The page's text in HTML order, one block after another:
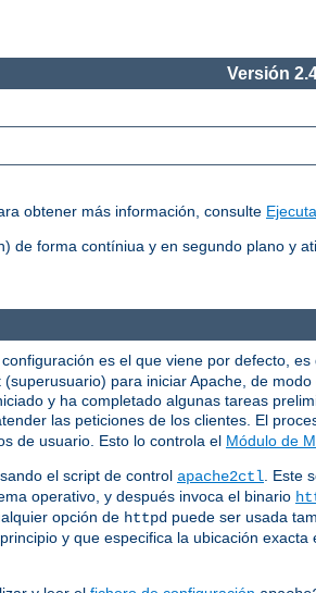
Versión
obtener más información, consulte
de forma contíniua y en segundo plano y
es el que viene por defecto,
para iniciar Apache, de
y ha completado algunas tareas
las peticiones de los clientes. El
de usuario. Esto lo controla el Módulo de
el script de control apache2ctl . Este
operativo, y después invoca el binario
opción de httpd puede ser usada
y que especifica la ubicación exacta